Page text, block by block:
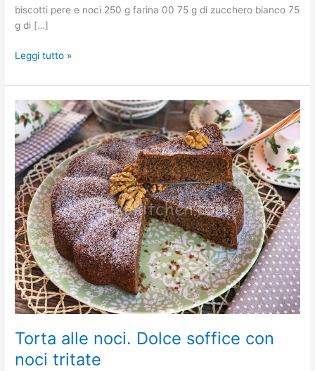
biscotti pere e noci 250 g farina 00 75 g di zucchero bianco 75
g di […]
Leggi tutto »
Torta alle noci. Dolce soffice con
noci tritate
Torta
alle
noci.
Dolce
soffice
con
noci
tritate